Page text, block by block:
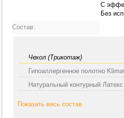
С
Без
Состав:
Чехол (Трикотаж)
Гипоаллергенное полотно
Натуральный контурный
Показать весь состав